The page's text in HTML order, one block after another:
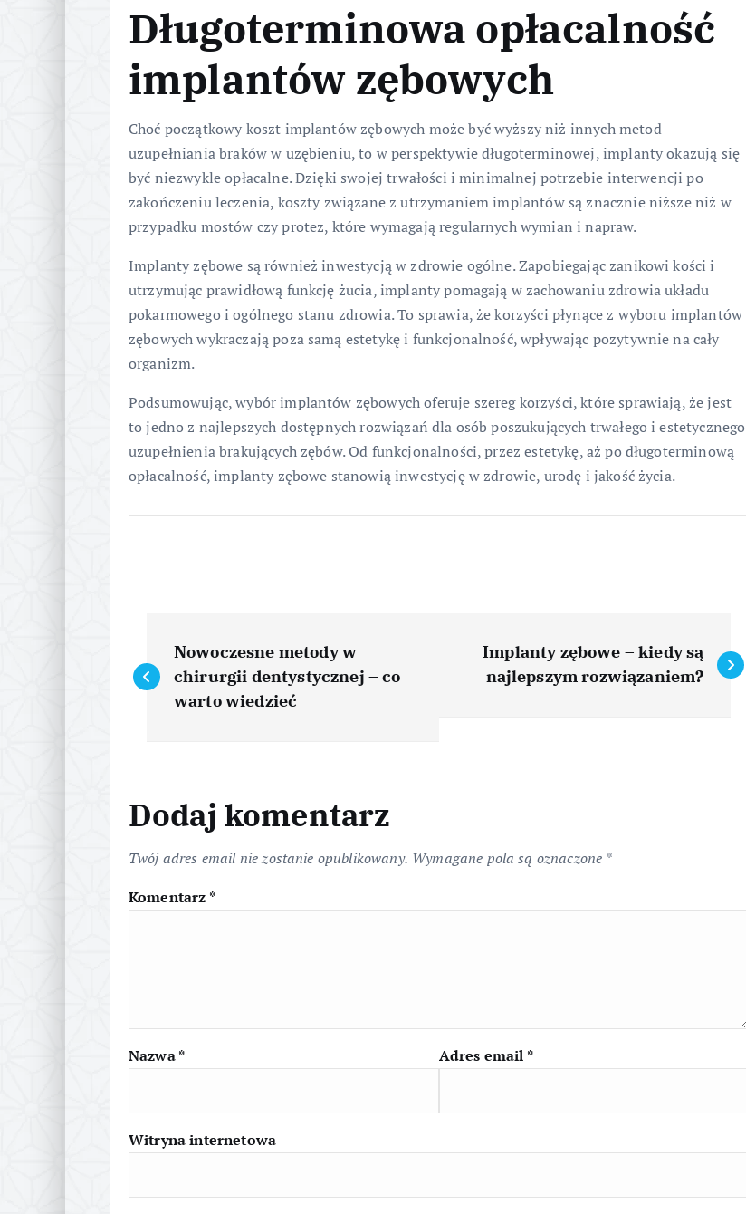
Długoterminowa opłacalność
implantów zębowych
Choć początkowy koszt implantów zębowych może być wyższy niż innych metod
uzupełniania braków w uzębieniu, to w perspektywie długoterminowej, implanty okazują się
być niezwykle opłacalne. Dzięki swojej trwałości i minimalnej potrzebie interwencji po
zakończeniu leczenia, koszty związane z utrzymaniem implantów są znacznie niższe niż w
przypadku mostów czy protez, które wymagają regularnych wymian i napraw.
Implanty zębowe są również inwestycją w zdrowie ogólne. Zapobiegając zanikowi kości i
utrzymując prawidłową funkcję żucia, implanty pomagają w zachowaniu zdrowia układu
pokarmowego i ogólnego stanu zdrowia. To sprawia, że korzyści płynące z wyboru implantów
zębowych wykraczają poza samą estetykę i funkcjonalność, wpływając pozytywnie na cały
organizm.
Podsumowując, wybór implantów zębowych oferuje szereg korzyści, które sprawiają, że jest
to jedno z najlepszych dostępnych rozwiązań dla osób poszukujących trwałego i estetycznego
uzupełnienia brakujących zębów. Od funkcjonalności, przez estetykę, aż po długoterminową
opłacalność, implanty zębowe stanowią inwestycję w zdrowie, urodę i jakość życia.
a
g
a
a
p
i
Nowoczesne metody w
chirurgii dentystycznej – co
warto wiedzieć
Implanty zębowe – kiedy są
najlepszym rozwiązaniem?
Dodaj komentarz
Twój adres email nie zostanie opublikowany. Wymagane pola są oznaczone *
Komentarz *
Nazwa* Adres email *
Witryna internetowa